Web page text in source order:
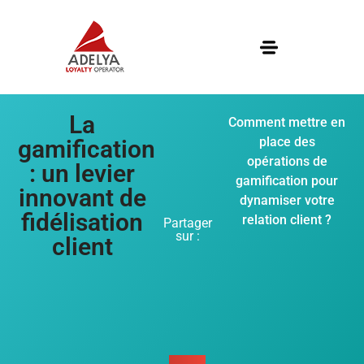
La
gamification
: un levier
innovant de
fidélisation
client
Partager
sur :
Comment mettre en
place des
opérations de
gamification pour
dynamiser votre
relation client ?